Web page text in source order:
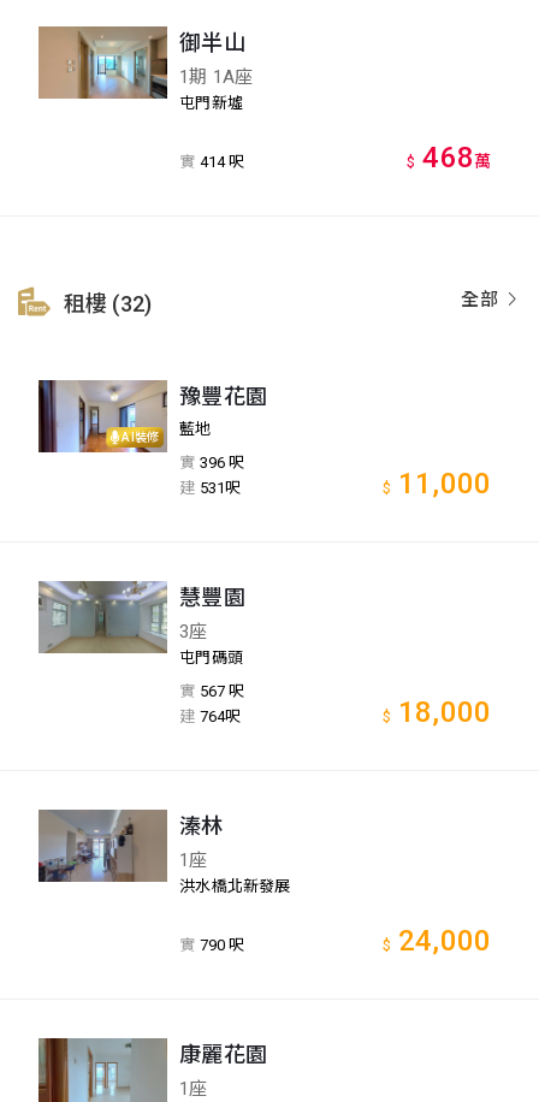
御半山
1期 1A座
屯門新墟
實 414 呎 $ 468萬
全部
租樓 (32)
AI裝修
豫豐花園
藍地
實 396 呎
建 531呎 $ 11,000
慧豐園
3座
屯門碼頭
實 567 呎
建 764呎 $ 18,000
溱林
1座
洪水橋北新發展
實 790 呎 $ 24,000
康麗花園
1座